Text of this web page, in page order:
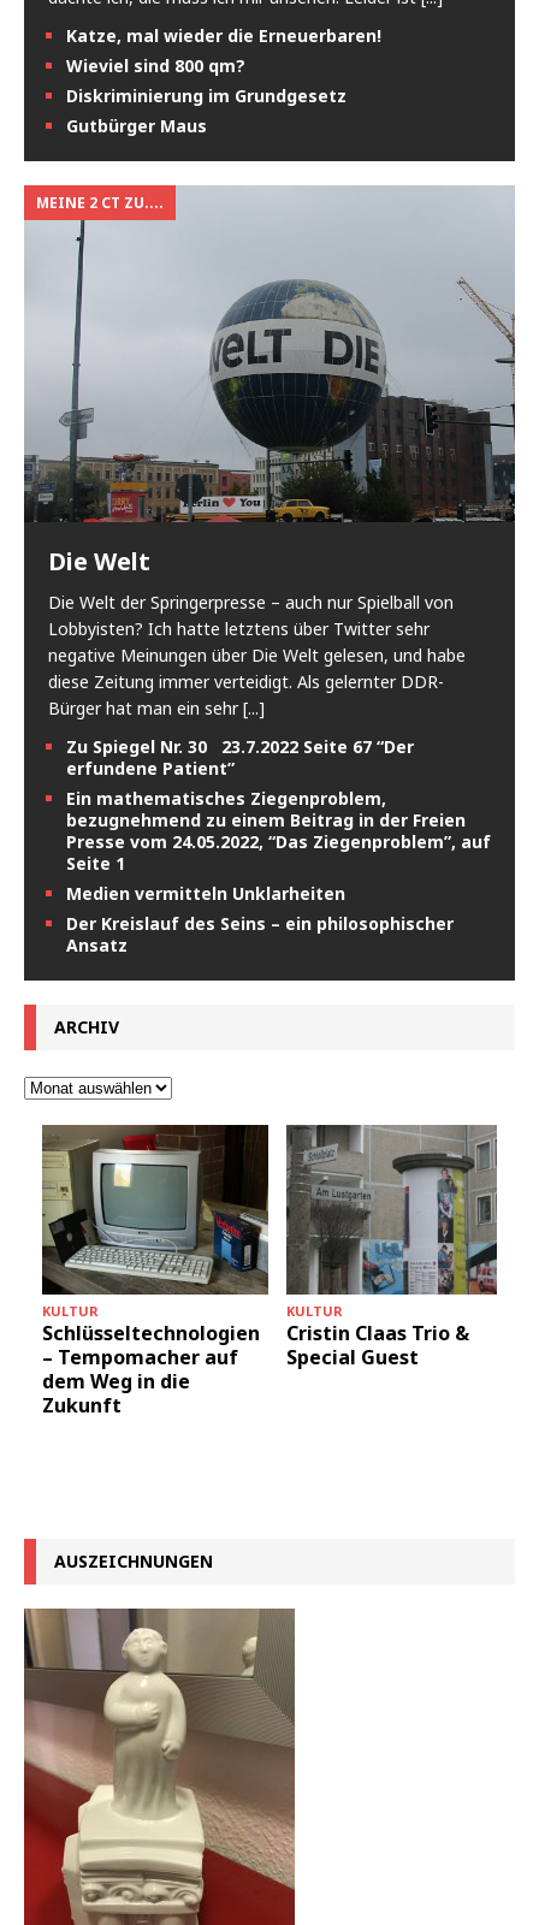
Katze, mal wieder die Erneuerbaren!
Wieviel sind 800 qm?
Diskriminierung im Grundgesetz
Gutbürger Maus
MEINE 2 CT ZU....
Die Welt
Die Welt der Springerpresse – auch nur Spielball von
Lobbyisten? Ich hatte letztens über Twitter sehr
negative Meinungen über Die Welt gelesen, und habe
diese Zeitung immer verteidigt. Als gelernter DDR-
Bürger hat man ein sehr[...]
Zu Spiegel Nr. 30 23.7.2022 Seite 67 “Der
erfundene Patient”
Ein mathematisches Ziegenproblem,
bezugnehmend zu einem Beitrag in der Freien
Presse vom 24.05.2022, “Das Ziegenproblem”, auf
Seite 1
Medien vermitteln Unklarheiten
Der Kreislauf des Seins – ein philosophischer
Ansatz
ARCHIV
KULTUR
Schlüsseltechnologien
– Tempomacher auf
dem Weg in die
Zukunft
KULTUR
Cristin Claas Trio &
Special Guest
AUSZEICHNUNGEN